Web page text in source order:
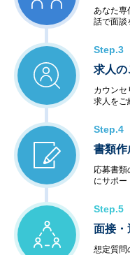
あなた専
話で面談
Step.3
求人の
カウンセ
求人をご
Step.4
書類作
応募書類
にサポー
Step.5
面接・
想定質問